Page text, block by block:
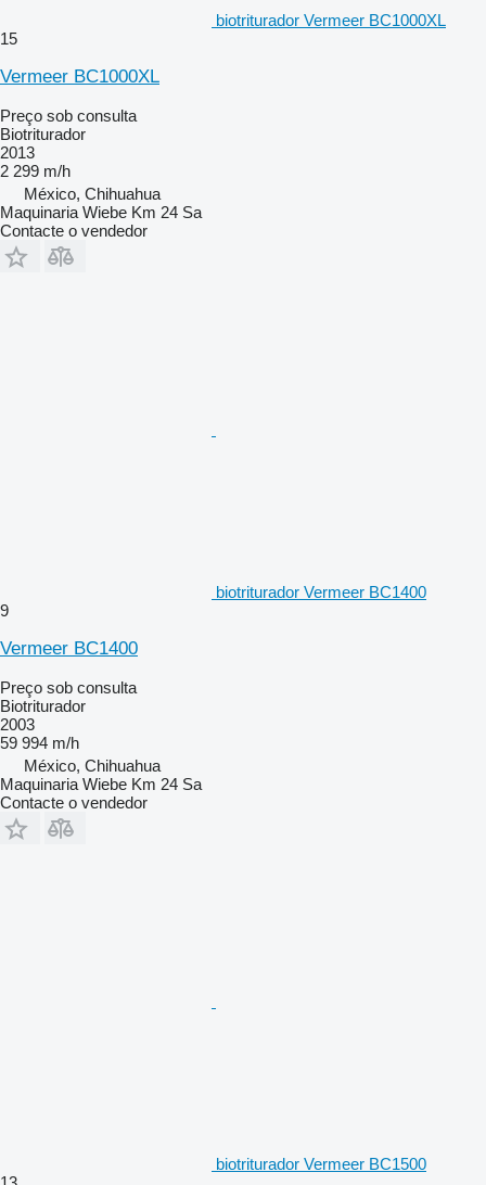
biotriturador Vermeer BC1000XL
15
Vermeer BC1000XL
Preço sob consulta
Biotriturador
2013
2 299 m/h
México, Chihuahua
Maquinaria Wiebe Km 24 Sa
Contacte o vendedor
biotriturador Vermeer BC1400
9
Vermeer BC1400
Preço sob consulta
Biotriturador
2003
59 994 m/h
México, Chihuahua
Maquinaria Wiebe Km 24 Sa
Contacte o vendedor
biotriturador Vermeer BC1500